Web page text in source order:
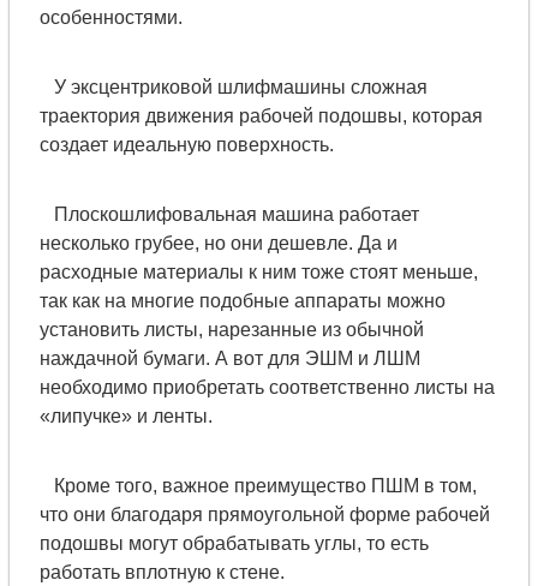
особенностями.
У эксцентриковой шлифмашины сложная
траектория движения рабочей подошвы, которая
создает идеальную поверхность.
Плоскошлифовальная машина работает
несколько грубее, но они дешевле. Да и
расходные материалы к ним тоже стоят меньше,
так как на многие подобные аппараты можно
установить листы, нарезанные из обычной
наждачной бумаги. А вот для ЭШМ и ЛШМ
необходимо приобретать соответственно листы на
«липучке» и ленты.
Кроме того, важное преимущество ПШМ в том,
что они благодаря прямоугольной форме рабочей
подошвы могут обрабатывать углы, то есть
работать вплотную к стене.